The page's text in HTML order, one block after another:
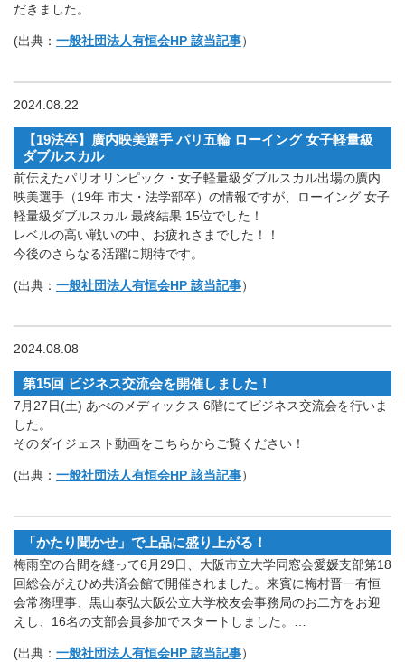
だきました。
(出典： 一般社団法人有恒会HP 該当記事）
2024.08.22
【19法卒】廣内映美選手 パリ五輪 ローイング 女子軽量級
ダブルスカル
前伝えたパリオリンピック・女子軽量級ダブルスカル出場の廣内
映美選手（19年 市大・法学部卒）の情報ですが、ローイング 女子
軽量級ダブルスカル 最終結果 15位でした！
レベルの高い戦いの中、お疲れさまでした！！
今後のさらなる活躍に期待です。
(出典： 一般社団法人有恒会HP 該当記事）
2024.08.08
第15回 ビジネス交流会を開催しました！
7月27日(土) あべのメディックス 6階にてビジネス交流会を行いま
した。
そのダイジェスト動画をこちらからご覧ください！
(出典： 一般社団法人有恒会HP 該当記事）
「かたり聞かせ」で上品に盛り上がる！
梅雨空の合間を縫って6月29日、大阪市立大学同窓会愛媛支部第18
回総会がえひめ共済会館で開催されました。来賓に梅村晋一有恒
会常務理事、黒山泰弘大阪公立大学校友会事務局のお二方をお迎
えし、16名の支部会員参加でスタートしました。…
(出典： 一般社団法人有恒会HP 該当記事）